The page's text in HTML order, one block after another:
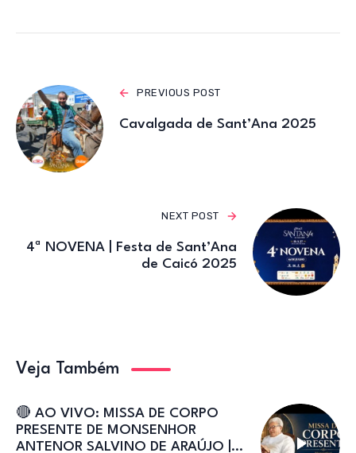
p o
k
m
PREVIOUS POST
Cavalgada de Sant’Ana 2025
NEXT POST
4ª NOVENA | Festa de Sant’Ana
de Caicó 2025
Veja Também
🔴 AO VIVO: MISSA DE CORPO
PRESENTE DE MONSENHOR
ANTENOR SALVINO DE ARAÚJO |